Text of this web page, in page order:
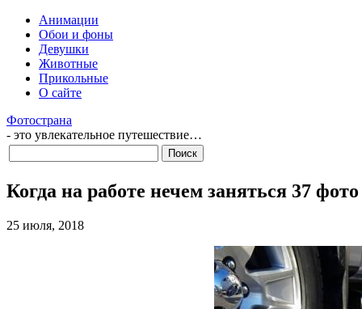
Анимации
Обои и фоны
Девушки
Животные
Прикольные
О сайте
Фотострана
- это увлекательное путешествие…
Когда на работе нечем заняться 37 фото
25 июля, 2018